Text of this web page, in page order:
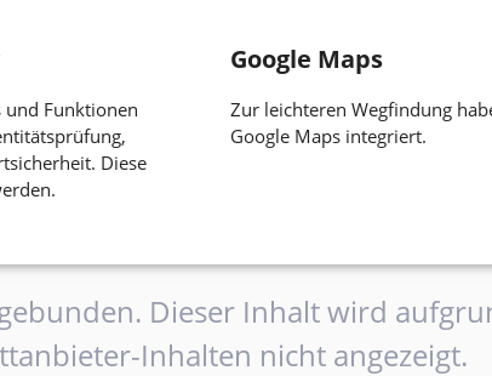
- 16:00 Uhr
DONNERSTAG
08:30 - 12:00 Uhr
13:00 - 18:00 Uhr
Dieser Inhalt wird
Inhalten nicht angezeigt.
und Funktionen
Diese
Google Maps
Zur leichteren Wegfindung
Google Maps integriert.